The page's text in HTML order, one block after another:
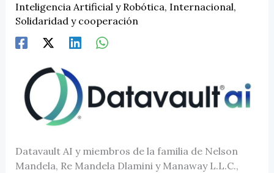
Inteligencia Artificial y Robótica, Internacional,
Solidaridad y cooperación
Datavault AI y miembros de la familia de Nelson
Mandela, Re Mandela Dlamini y Manaway L.L.C.,